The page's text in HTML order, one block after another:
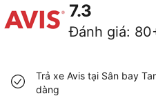
7.3
Đánh giá:
Trả xe Avis tại Sân bay
dàng